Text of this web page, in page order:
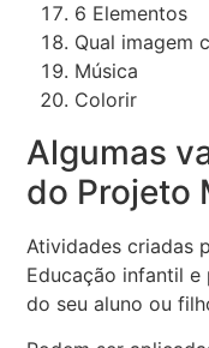
6 Elementos
Qual imagem
Música
Colorir
Algumas
do Projeto
Atividades criadas
Educação infantil
do seu aluno ou